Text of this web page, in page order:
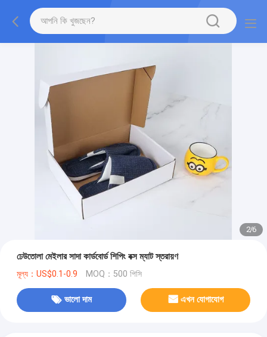
2/6
ঢেউতোলা মেইলার সাদা কার্ডবোর্ড শিপিং বক্স ম্যাট স্তরায়ণ
মূল্য：US$0.1-0.9 MOQ：500 পিসি
ভালো দাম এখন যোগাযোগ